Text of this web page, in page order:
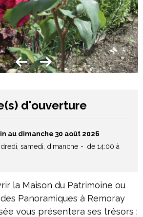
d'ouverture
au dimanche 30 août 2026
samedi, dimanche
de 14:00 à
la Maison du Patrimoine ou
Panoramiques à Remoray
vous présentera ses trésors :